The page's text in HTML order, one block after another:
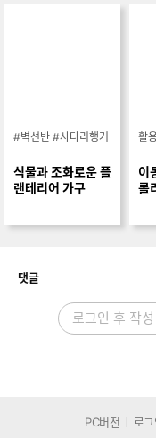
#벽선반 #사다리행거
식물과 조화로운 플
랜테리어 가구
활
이
롤
댓글개
PC버전 로